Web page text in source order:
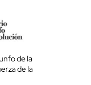
de la
de la